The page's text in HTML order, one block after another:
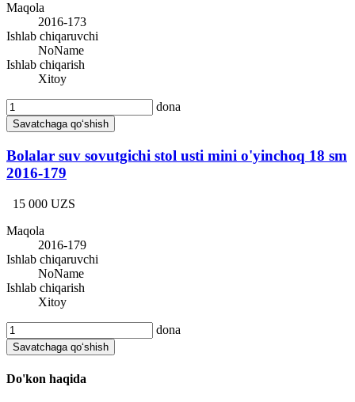
Maqola
2016-173
Ishlab chiqaruvchi
NoName
Ishlab chiqarish
Xitoy
dona
Savatchaga qo‘shish
Bolalar suv sovutgichi stol usti mini o'yinchoq 18 sm
2016-179
15 000 UZS
Maqola
2016-179
Ishlab chiqaruvchi
NoName
Ishlab chiqarish
Xitoy
dona
Savatchaga qo‘shish
Do'kon haqida